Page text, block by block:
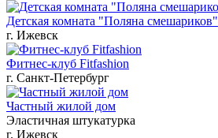
Детская комната "Поляна смешариков"
г. Ижевск
Фитнес-клуб Fitfashion
г. Санкт-Петербург
Частный жилой дом
Эластичная штукатурка
г. Ижевск